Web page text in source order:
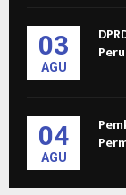
03
AGU
04
AGU